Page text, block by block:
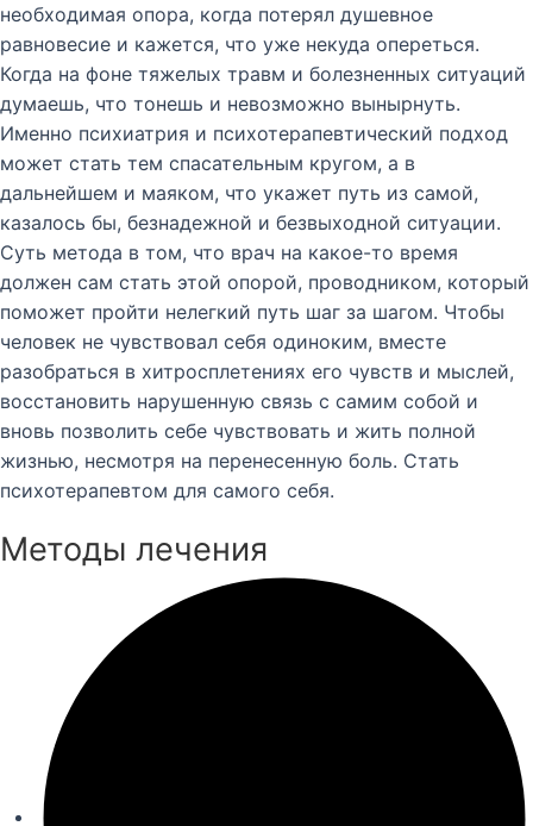
необходимая опора, когда потерял душевное
равновесие и кажется, что уже некуда опереться.
Когда на фоне тяжелых травм и болезненных ситуаций
думаешь, что тонешь и невозможно вынырнуть.
Именно психиатрия и психотерапевтический подход
может стать тем спасательным кругом, а в
дальнейшем и маяком, что укажет путь из самой,
казалось бы, безнадежной и безвыходной ситуации.
Суть метода в том, что врач на какое-то время
должен сам стать этой опорой, проводником, который
поможет пройти нелегкий путь шаг за шагом. Чтобы
человек не чувствовал себя одиноким, вместе
разобраться в хитросплетениях его чувств и мыслей,
восстановить нарушенную связь с самим собой и
вновь позволить себе чувствовать и жить полной
жизнью, несмотря на перенесенную боль. Стать
психотерапевтом для самого себя.
Методы лечения